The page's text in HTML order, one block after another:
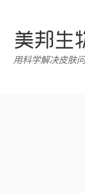
用科学解决皮肤